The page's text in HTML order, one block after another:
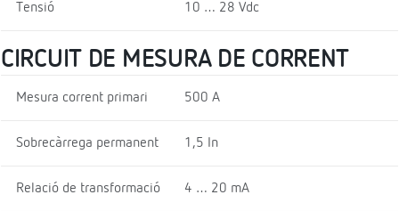
Tensió 10 … 28 Vdc
CIRCUIT DE MESURA DE CORRENT
Mesura corrent primari 500 A
Sobrecàrrega permanent 1,5 In
Relació de transformació 4 … 20 mA